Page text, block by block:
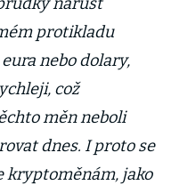
protikladu
nebo dolary,
což
měn neboli
dnes. I proto se
kryptoměnám, jako